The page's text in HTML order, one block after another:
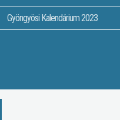
Gyöngyösi Kalendárium 2023